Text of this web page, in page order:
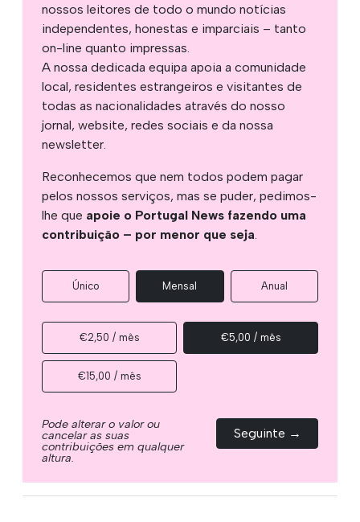
nossos leitores de todo o mundo notícias
independentes, honestas e imparciais – tanto
on-line quanto impressas.
A nossa dedicada equipa apoia a comunidade
local, residentes estrangeiros e visitantes de
todas as nacionalidades através do nosso
jornal, website, redes sociais e da nossa
newsletter.
Reconhecemos que nem todos podem pagar
pelos nossos serviços, mas se puder, pedimos-
lhe que apoie o Portugal News fazendo uma
contribuição – por menor que seja
Único Mensal Anual
€2,50 / mês €5,00 / mês
€15,00 / mês
Pode alterar o valor ou
cancelar as suas
contribuições em qualquer
altura.
Seguinte →